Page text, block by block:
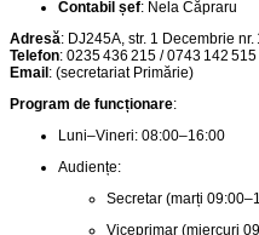
Contabil șef: Nela Căpraru
Adresă: DJ245A, str. 1 Decembrie
Telefon: 0235 436 215 / 0743 142
Email : (secretariat Primărie)
Program de funcționare:
Luni–Vineri: 08:00–16:00
Audiențe:
Secretar (marți
Viceprimar (miercuri